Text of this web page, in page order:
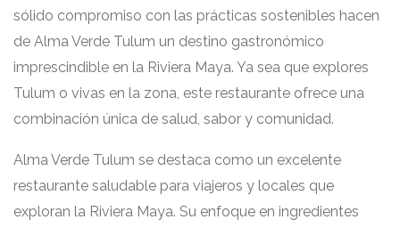
sólido compromiso con las prácticas sostenibles hacen
de Alma Verde Tulum un destino gastronómico
imprescindible en la Riviera Maya. Ya sea que explores
Tulum o vivas en la zona, este restaurante ofrece una
combinación única de salud, sabor y comunidad.
Alma Verde Tulum se destaca como un excelente
restaurante saludable para viajeros y locales que
exploran la Riviera Maya. Su enfoque en ingredientes